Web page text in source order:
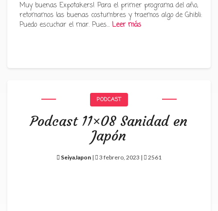
Muy buenas Expotakers! Para el primer programa del año,
retomamos las buenas costumbres y traemos algo de Ghibli:
Puedo escuchar el mar. Pues… Leer más
PODCAST
Podcast 11×08 Sanidad en
Japón
SeiyaJapon | 3 febrero, 2023 | 2561